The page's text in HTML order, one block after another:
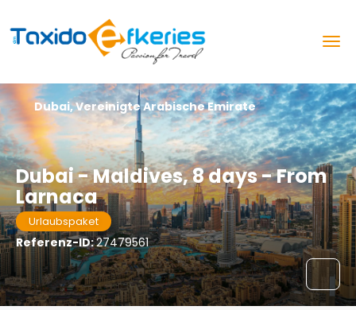
Dubai - Maldives, 8 days - From
Larnaca
Urlaubspaket
Referenz-ID:27479561
Dubai, Vereinigte Arabische Emirate